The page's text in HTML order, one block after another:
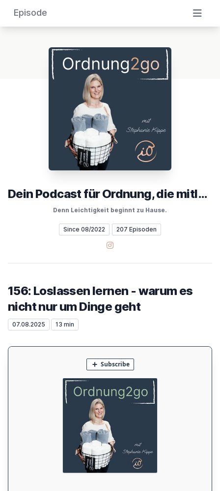
Episode
Dein Podcast für Ordnung, die mitläuft
Denn Leichtigkeit beginnt zu Hause.
Since 08/2022 207 Episoden
Instagram
156: Loslassen lernen - warum es
nicht nur um Dinge geht
07.08.2025 13 min